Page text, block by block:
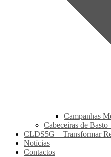
Campanhas
Cabeceiras de Basto
CLDS5G – Transformar
Notícias
Contactos